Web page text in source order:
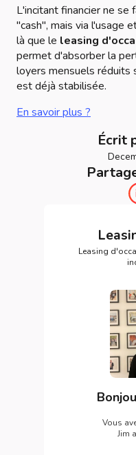
L'incitant financier ne se
"cash", mais via l'usage
là que le leasing
permet d'absorber la
loyers mensuels réduits
est déjà stabilisée.
En savoir plus ?
Écrit
Leasing
Vous
Jim